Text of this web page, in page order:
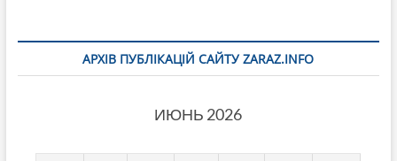
АРХІВ ПУБЛІКАЦІЙ САЙТУ ZARAZ.INFO
ИЮНЬ 2026